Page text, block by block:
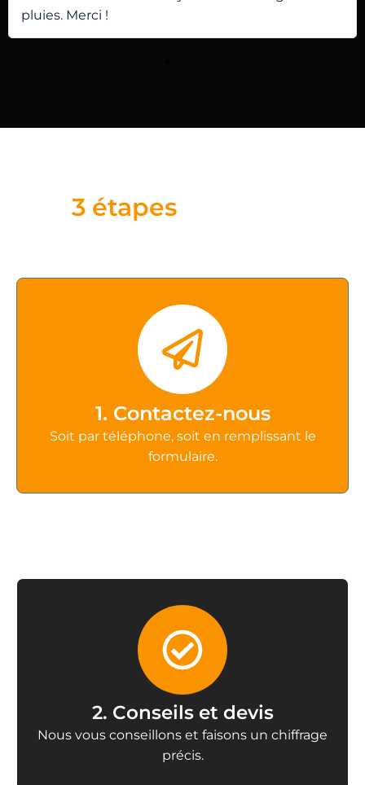
pluies. Merci !
3 étapessimples !
1. Contactez-nous
Soit par téléphone, soit en remplissant le
formulaire.
2. Conseils et devis
Nous vous conseillons et faisons un chiffrage
précis.